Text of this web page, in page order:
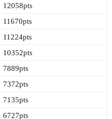
12058pts
11670pts
11224pts
10352pts
7889pts
7372pts
7135pts
6727pts